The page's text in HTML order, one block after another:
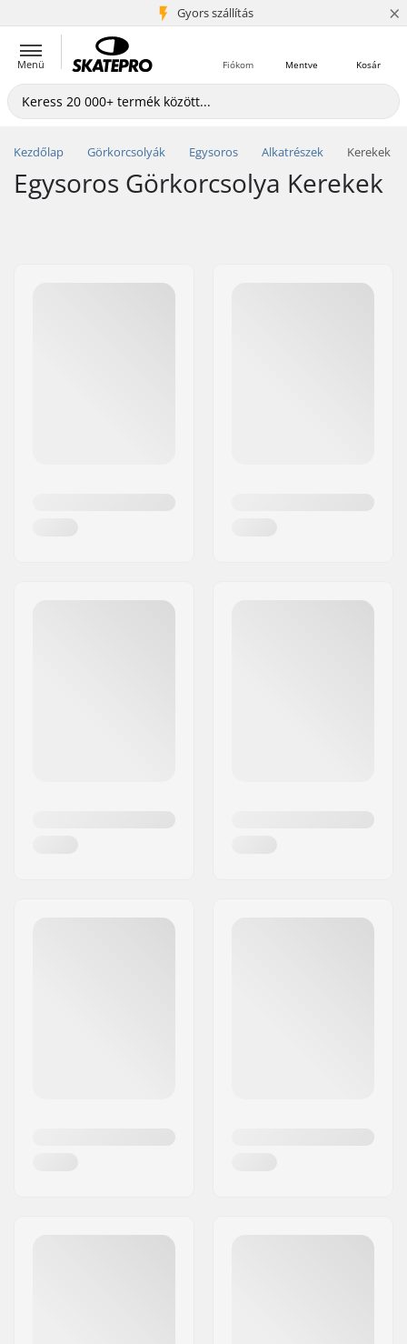
Gyors szállítás
5+ millió ügyfél ×
Menü Kosár
Mentve
Fiókom
Kezdőlap Görkorcsolyák Egysoros Alkatrészek Kerekek
Egysoros Görkorcsolya Kerekek